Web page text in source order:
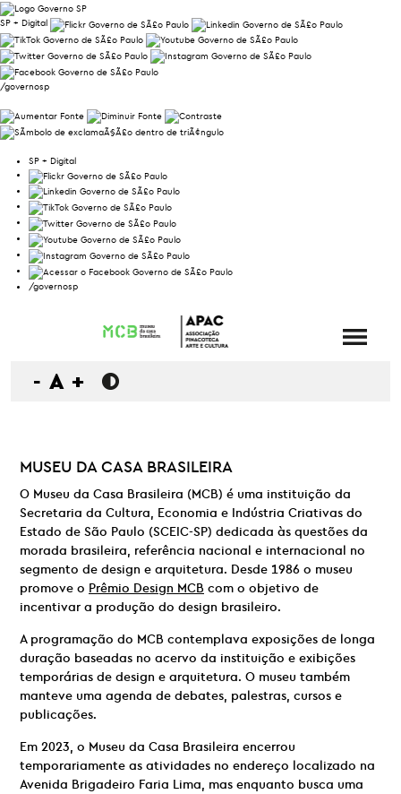
SP + Digital
/governosp
SP + Digital
/governosp
- A +
MUSEU DA CASA BRASILEIRA
O Museu da Casa Brasileira (MCB) é uma instituição da
Secretaria da Cultura, Economia e Indústria Criativas do
Estado de São Paulo (SCEIC-SP) dedicada às questões da
morada brasileira, referência nacional e internacional no
segmento de design e arquitetura. Desde 1986 o museu
promove o Prêmio Design MCB com o objetivo de
incentivar a produção do design brasileiro.
A programação do MCB contemplava exposições de longa
duração baseadas no acervo da instituição e exibições
temporárias de design e arquitetura. O museu também
manteve uma agenda de debates, palestras, cursos e
publicações.
Em 2023, o Museu da Casa Brasileira encerrou
temporariamente as atividades no endereço localizado na
Avenida Brigadeiro Faria Lima, mas enquanto busca uma